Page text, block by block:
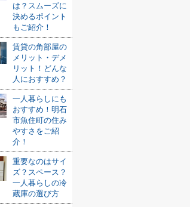
は？スムーズに
決めるポイント
もご紹介！
賃貸の角部屋の
メリット・デメ
リット！どんな
人におすすめ？
一人暮らしにも
おすすめ！明石
市魚住町の住み
やすさをご紹
介！
重要なのはサイ
ズ？スペース？
一人暮らしの冷
蔵庫の選び方